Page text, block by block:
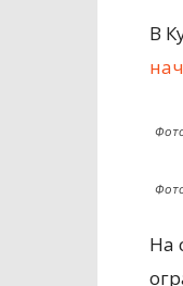
В
На